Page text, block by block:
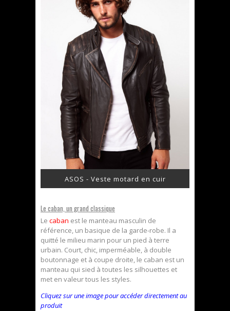
ASOS - Veste motard en cuir
Le caban, un grand classique
Le caban est le manteau masculin de
référence, un basique de la garde-robe. Il a
quitté le milieu marin pour un pied à terre
urbain. Court, chic, imperméable, à double
boutonnage et à coupe droite, le caban est un
manteau qui sied à toutes les silhouettes et
met en valeur tous les styles.
Cliquez sur une image pour accéder directement au
produit